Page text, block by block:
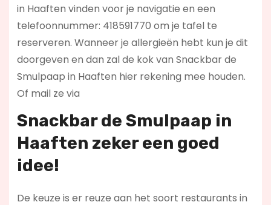
in Haaften vinden voor je navigatie en een
telefoonnummer: 418591770 om je tafel te
reserveren. Wanneer je allergieën hebt kun je dit
doorgeven en dan zal de kok van Snackbar de
Smulpaap in Haaften hier rekening mee houden.
Of mail ze via
Snackbar de Smulpaap in
Haaften zeker een goed
idee!
De keuze is er reuze aan het soort restaurants in